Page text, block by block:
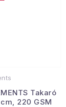
Takaró
220 GSM